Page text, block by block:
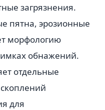
загрязнения.
пятна, эрозионные
морфологию
обнажений.
отдельные
для